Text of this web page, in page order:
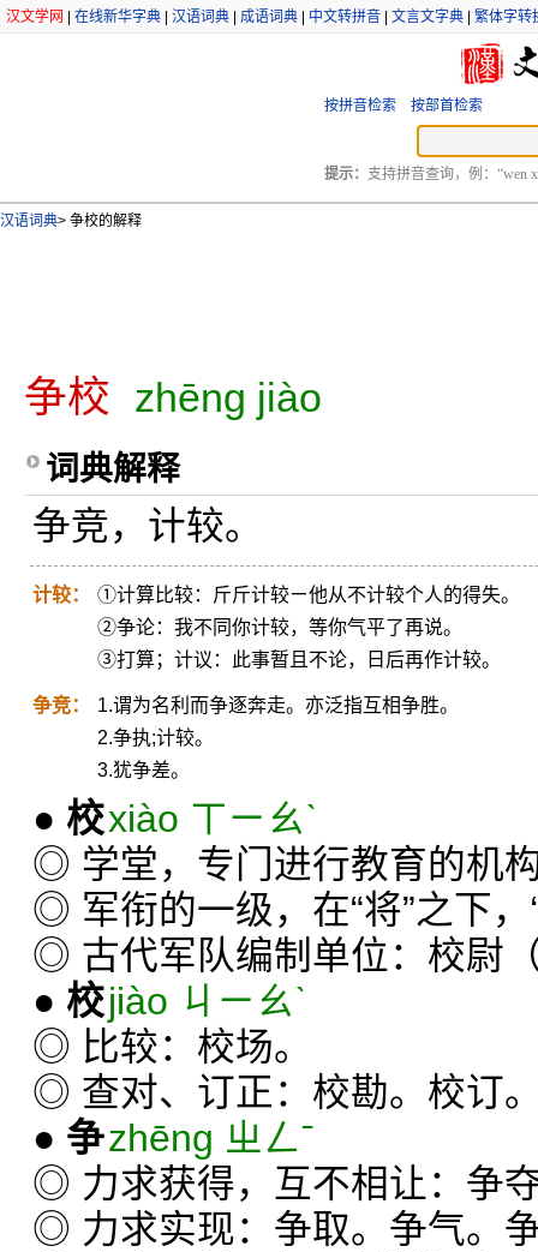
汉文学网 在线新华字典 汉语词典 成语词典 中文转拼音 文言文字典 繁体字转
按拼音检索 按部首检索
提示： 支持拼音查询，例：“wen
汉语词典> 争校的解释
争校 zhēng jiào
词典解释
争竞，计较。
计较：
①计算比较：斤斤计较ㄧ他从不计较个人的得失。
②争论：我不同你计较，等你气平了再说。
③打算；计议：此事暂且不论，日后再作计较。
争竞：
1.谓为名利而争逐奔走。亦泛指互相争胜。
2.争执;计较。
3.犹争差。
● 校xiào ㄒㄧㄠˋ
◎ 学堂，专门进行教育的机
◎ 军衔的一级，在“将”之下，
◎ 古代军队编制单位：校尉
● 校jiào ㄐㄧㄠˋ
◎ 比较：校场。
◎ 查对、订正：校勘。校订
● 争zhēng ㄓㄥˉ
◎ 力求获得，互不相让：争
◎ 力求实现：争取。争气。